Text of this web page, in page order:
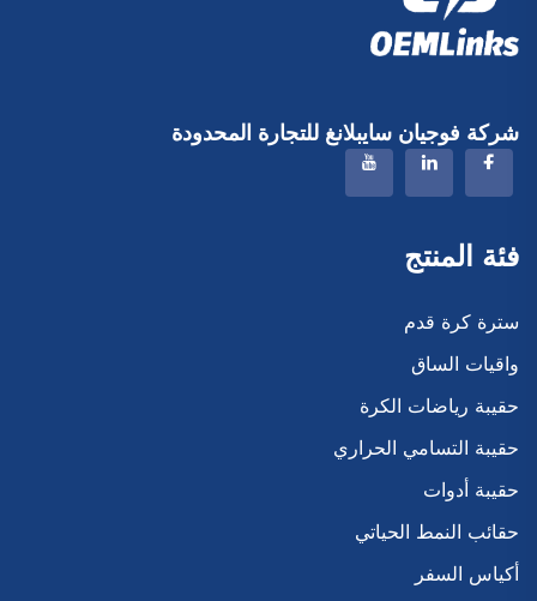
شركة فوجيان سايبلانغ للتجارة المحدودة
فئة المنتج
سترة كرة قدم
واقيات الساق
حقيبة رياضات الكرة
حقيبة التسامي الحراري
حقيبة أدوات
حقائب النمط الحياتي
أكياس السفر